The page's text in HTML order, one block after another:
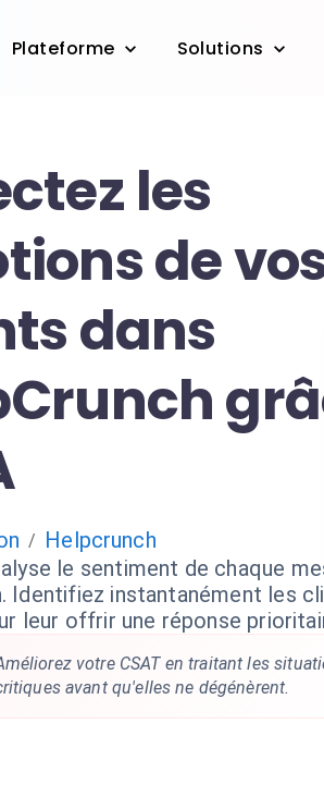
Plateforme Solutions
les
de
dans
/ Helpcrunch
le sentiment de chaque
Identifiez instantanément les
leur offrir une réponse
votre CSAT en traitant les
avant qu'elles ne dégénèrent.